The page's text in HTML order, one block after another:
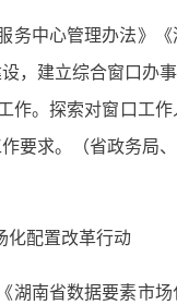
务中心管理办法》
，建立综合窗口
。探索对窗口工
要求。（省政务
化配置改革行动
湖南省数据要素市